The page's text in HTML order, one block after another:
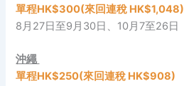
單程HK$300(來回連稅 HK$1,048)
8月27日至9月30日、10月7至26日
沖繩
單程HK$250(來回連稅 HK$908)